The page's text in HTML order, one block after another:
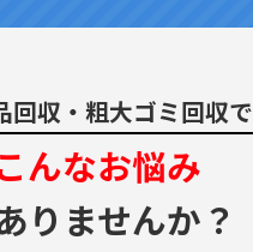
回収・粗大ゴミ回収で
んなお悩み
りませんか？